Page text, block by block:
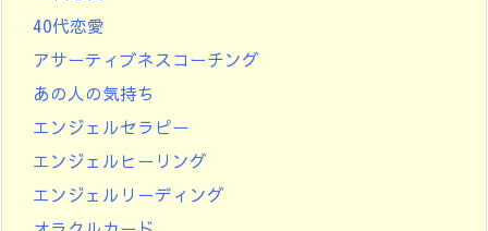
40代恋愛
アサーティブネスコーチング
あの人の気持ち
エンジェルセラピー
エンジェルヒーリング
エンジェルリーディング